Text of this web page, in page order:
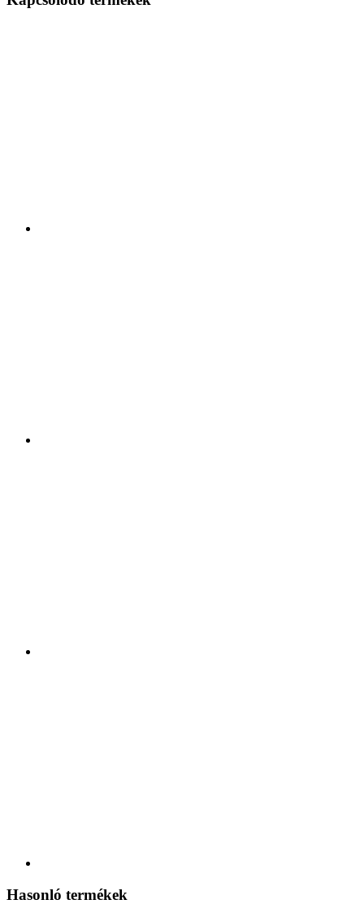
Hasonló termékek